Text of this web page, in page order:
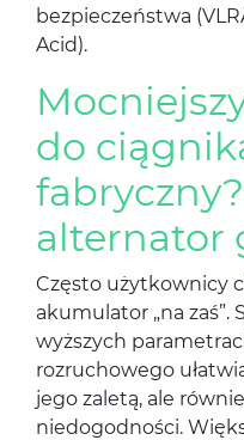
bezpieczeństwa
Acid).
do
alternator
Często użytkownicy
akumulator „na
wyższych
rozruchowego
jego zaletą, ale
niedogodności.